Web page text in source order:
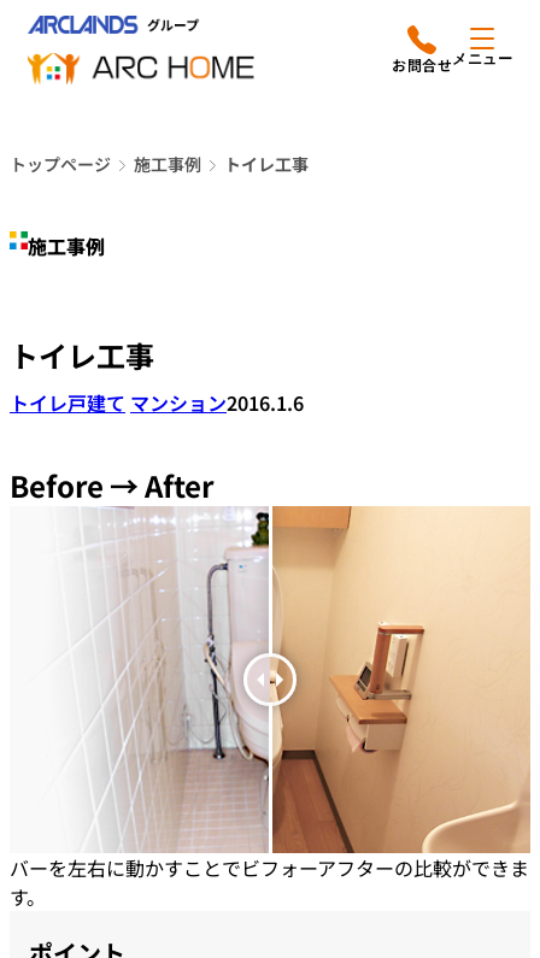
ッ
アークホームについて
施工事例
店舗案内
よくあるご質問
サイトマップ
採用情報はこちら
メニュー
営業時間は
平日9時から18時までと
電話をかける
トップページ 施工事例 トイレ工事
施工事例
トイレ工事
トイレ戸建て マンション2016.1.6
Before → After
バーを左右に動かすことでビフォーアフターの比較ができま
す。